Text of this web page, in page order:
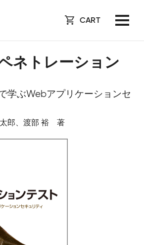
CART
ネトレーション
学ぶWebアプリケーションセ
郎、渡部 裕 著